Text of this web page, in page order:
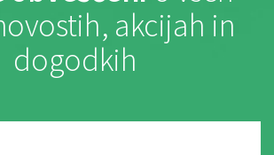
akcijah in
dogodkih